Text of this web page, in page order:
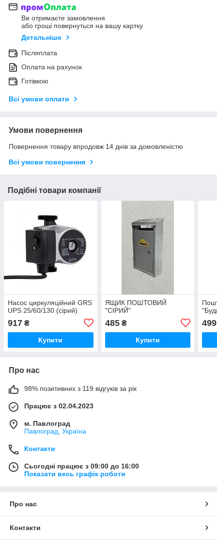
Ви отримаєте замовлення
або гроші повернуться на вашу картку
Детальніше
Післяплата
Оплата на рахунок
Готівкою
Всі умови оплати
Умови повернення
Повернення товару впродовж 14 днів за домовленістю
Всі умови повернення
Подібні товари компанії
Насос циркуляційний GRS
UPS 25/60/130 (сірий)
917 ₴
Купити
ЯЩИК ПОШТОВИЙ
"СІРИЙ"
485₴
Купити
499
Про нас
98% позитивних з 119 відгуків за рік
Працює з 02.04.2023
м. Павлоград
Павлоград, Україна
Контакти
Сьогодні працює з 09:00 до 16:00
Показати весь графік роботи
Про нас
Контакти